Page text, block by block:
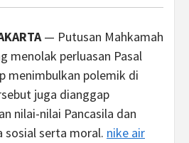
— Putusan Mahkamah
menolak perluasan Pasal
menimbulkan polemik di
juga dianggap
nilai-nilai Pancasila dan
sosial serta moral. nike air